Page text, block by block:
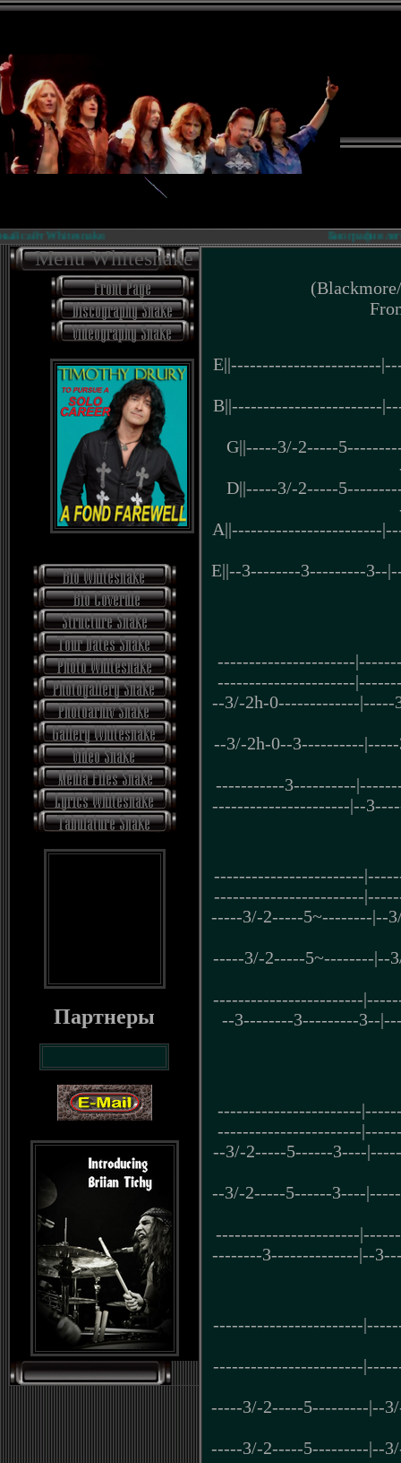
Биография легендарной
Menu Whitesnake
Партнеры
E||------------------------
B||------------------------
G||-----3/-2-----
D||-----3/-2-----
A||------------------------
E||--3--------3---------3--
----------------------
----------------------
--3/-2h-0-------------
--3/-2h-0--3----------
-----------3----------
----------------------|--
------------------------
------------------------
-----3/-2-----5~--------|--
-----3/-2-----5~--------|--
------------------------
--3--------3---------3--
-----------------------
-----------------------
--3/-2-----5------3----
--3/-2-----5------3----
-----------------------
--------3--------------|--
------------------------
------------------------
-----3/-2-----5---------|--
-----3/-2-----5---------|--